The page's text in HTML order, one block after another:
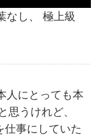
なし、 極上級
人にとっても本
思うけれど、
仕事にしていた